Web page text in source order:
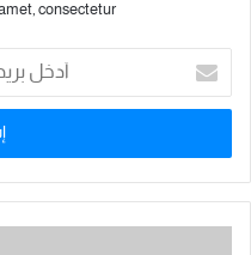
consectetur.
خ
ب
ر